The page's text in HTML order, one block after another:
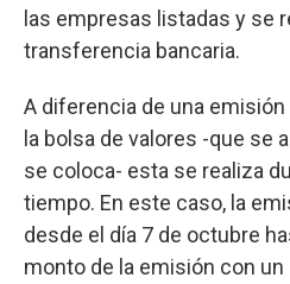
las empresas listadas y se
transferencia bancaria.
A diferencia de una
la bolsa de valores -que se
se coloca- esta se realiza
tiempo. En este caso, la
desde el día 7 de octubre
monto de la emisión con